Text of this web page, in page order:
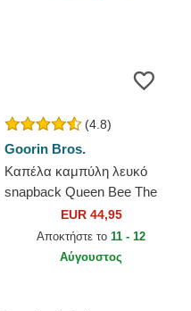
(4.8)
Goorin Bros.
Καπέλα καμπύλη λευκό
snapback Queen Bee The
Farm Goorin Bros.
EUR 44,95
Αποκτήστε το 11 - 12
Αύγουστος